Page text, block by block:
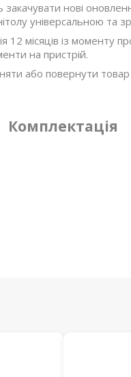
закачувати нові
універсальною та
12 місяців із моменту
на пристрій.
або повернути
Комплектація